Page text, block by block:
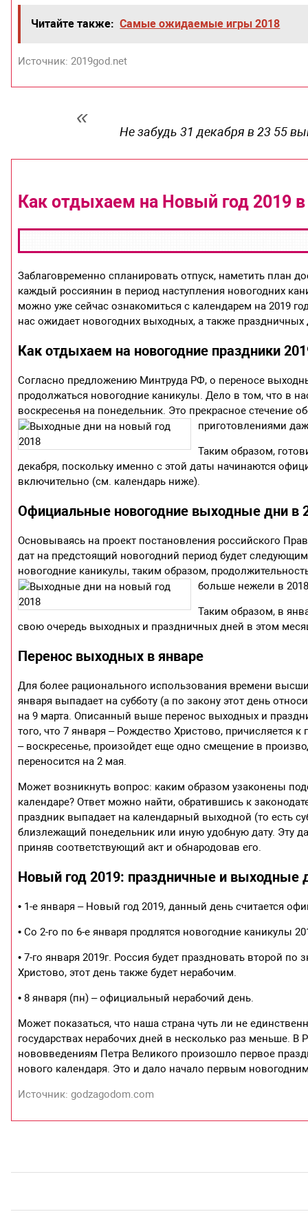
Читайте также: Самые ожидаемые игры 2018
Источник: 2019god.net
Не забудь 31 декабря в 23 55
Как отдыхаем на Новый год 2019
Заблаговременно спланировать отпуск, наметить план
каждый россиянин в период наступления новогодних
можно уже сейчас ознакомиться с календарем на 2019
нас ожидает новогодних выходных, а также праздничных
Как отдыхаем на новогодние праздники
Согласно предложению Минтруда РФ, о переносе
продолжаться новогодние каникулы. Дело в том, что в
воскресенья на понедельник. Это прекрасное стечение
приготовлениями
Таким образом,
декабря, поскольку именно с этой даты начинаются
включительно (см. календарь ниже).
Официальные новогодние выходные дни в
Основываясь на проект постановления российского
дат на предстоящий новогодний период будет
новогодние каникулы, таким образом,
больше нежели в
Таким образом, в
свою очередь выходных и праздничных дней в этом
Перенос выходных в январе
Для более рационального использования времени
января выпадает на субботу (а по закону этот день
на 9 марта. Описанный выше перенос выходных и
того, что 7 января – Рождество Христово,
– воскресенье, произойдет еще одно смещение в
переносится на 2 мая.
Может возникнуть вопрос: каким образом узаконены
календаре? Ответ можно найти, обратившись к
праздник выпадает на календарный выходной (то есть
близлежащий понедельник или иную удобную дату. Эту
приняв соответствующий акт и обнародовав его.
Новый год 2019: праздничные и выходные
• 1-е января – Новый год 2019, данный день считается
• Со 2-го по 6-е января продлятся новогодние каникулы
• 7-го января 2019г. Россия будет праздновать второй
Христово, этот день также будет нерабочим.
• 8 января (пн) – официальный нерабочий день.
Может показаться, что наша страна чуть ли не
государствах нерабочих дней в несколько раз меньше.
нововведениям Петра Великого произошло первое
нового календаря. Это и дало начало первым
Источник: godzagodom.com